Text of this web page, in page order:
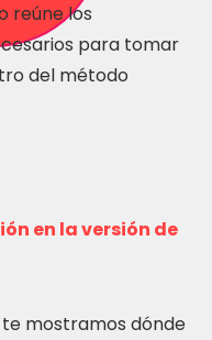
reúne los
para tomar
del método
en la versión de
mostramos dónde